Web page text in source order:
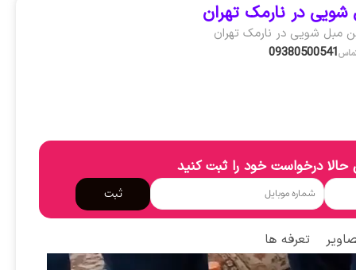
شویی در نارمک تهران
مبل شویی در نارمک تهران
09380500541
درخواست خود را ثبت کنید
ثبت
تعرفه ها